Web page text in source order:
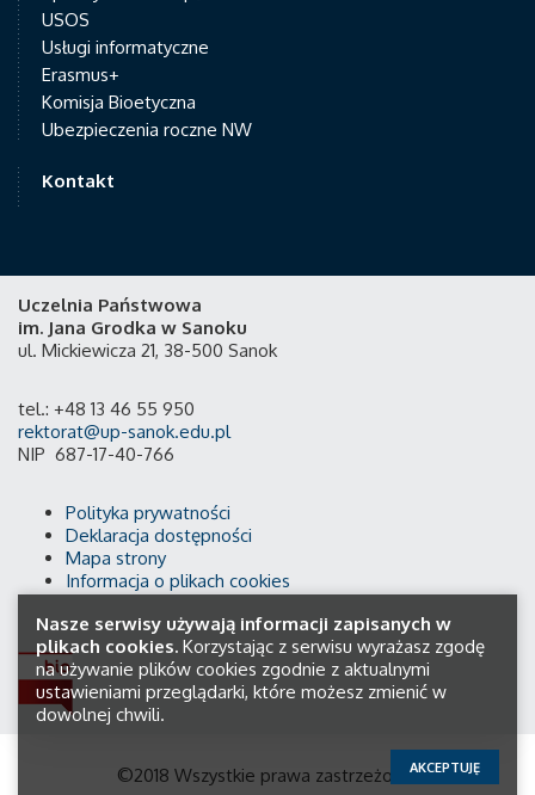
USOS
Usługi informatyczne
Erasmus+
Komisja Bioetyczna
Ubezpieczenia roczne NW
Kontakt
Uczelnia Państwowa
im. Jana Grodka w Sanoku
ul. Mickiewicza 21, 38-500 Sanok
tel.: +48 13 46 55 950
rektorat@up-sanok.edu.pl
NIP 687-17-40-766
Polityka prywatności
Deklaracja dostępności
Mapa strony
Informacja o plikach cookies
©2018 Wszystkie prawa zastrzeżone.
Nasze serwisy używają informacji zapisanych w
plikach cookies. Korzystając z serwisu wyrażasz zgodę
na używanie plików cookies zgodnie z aktualnymi
ustawieniami przeglądarki, które możesz zmienić w
dowolnej chwili.
AKCEPTUJĘ